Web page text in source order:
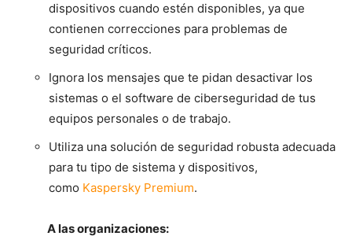
dispositivos cuando estén disponibles, ya que
contienen correcciones para problemas de
seguridad críticos.
Ignora los mensajes que te pidan desactivar los
sistemas o el software de ciberseguridad de tus
equipos personales o de trabajo.
Utiliza una solución de seguridad robusta adecuada
para tu tipo de sistema y dispositivos,
como Kaspersky Premium.
A las organizaciones: